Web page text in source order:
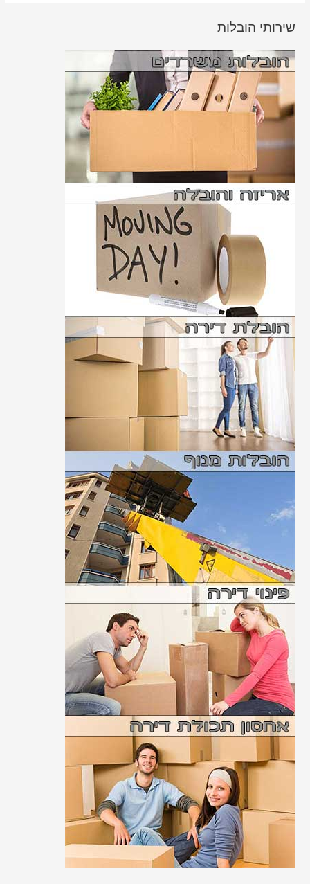
שירותי הובלות